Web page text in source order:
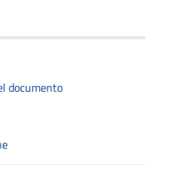
documento